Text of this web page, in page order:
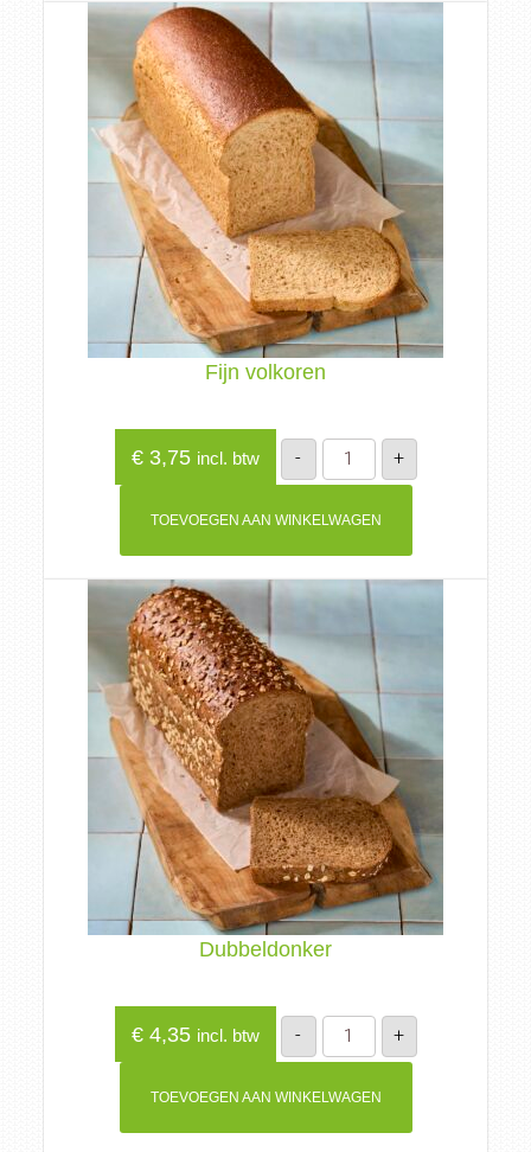
Fijn volkoren
€3,75 incl. btw -
Fijn
volkoren
aantal
+
TOEVOEGEN AAN WINKELWAGEN
Dubbeldonker
€4,35 incl. btw -
Dubbeldonker
aantal
+
TOEVOEGEN AAN WINKELWAGEN